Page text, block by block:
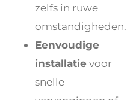
zelfs in ruwe
omstandigheden.
Eenvoudige
installatie voor
snelle